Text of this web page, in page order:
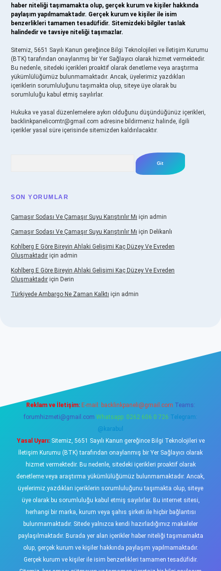
haber niteliği taşımamakta olup, gerçek kurum ve kişiler hakkında
paylaşım yapılmamaktadır. Gerçek kurum ve kişiler ile isim
benzerlikleri tamamen tesadüfidir. Sitemizdeki bilgiler taslak
halindedir ve tavsiye niteliği taşımazlar.
Sitemiz, 5651 Sayılı Kanun gereğince Bilgi Teknolojileri ve İletişim Kurumu
(BTK) tarafından onaylanmış bir Yer Sağlayıcı olarak hizmet vermektedir.
Bu nedenle, sitedeki içerikleri proaktif olarak denetleme veya araştırma
yükümlülüğümüz bulunmamaktadır. Ancak, üyelerimiz yazdıkları
içeriklerin sorumluluğunu taşımakta olup, siteye üye olarak bu
sorumluluğu kabul etmiş sayılırlar.
Hukuka ve yasal düzenlemelere aykırı olduğunu düşündüğünüz içerikleri,
backlinkpanelicomtr@gmail.com adresine bildirmeniz halinde, ilgili
içerikler yasal süre içerisinde sitemizden kaldırılacaktır.
SON YORUMLAR
Çamaşır Sodası Ve Çamaşır Suyu Karıştırılır Mı için admin
Çamaşır Sodası Ve Çamaşır Suyu Karıştırılır Mı için Delikanlı
Kohlberg E Göre Bireyin Ahlaki Gelişimi Kaç Düzey Ve Evreden
Oluşmaktadır için admin
Kohlberg E Göre Bireyin Ahlaki Gelişimi Kaç Düzey Ve Evreden
Oluşmaktadır için Derin
Türkiyede Ambargo Ne Zaman Kalktı için admin
Reklam ve İletişim: E-mail: backlinkpaneli@gmail.com Teams:
forumhizmeti@gmail.com Whatsapp: 0262 606 0 726 Telegram:
@karabul
Yasal Uyarı:Sitemiz, 5651 Sayılı Kanun gereğince Bilgi Teknolojileri ve
İletişim Kurumu (BTK) tarafından onaylanmış bir Yer Sağlayıcı olarak
hizmet vermektedir. Bu nedenle, sitedeki içerikleri proaktif olarak
denetleme veya araştırma yükümlülüğümüz bulunmamaktadır. Ancak,
üyelerimiz yazdıkları içeriklerin sorumluluğunu taşımakta olup, siteye
üye olarak bu sorumluluğu kabul etmiş sayılırlar. Bu internet sitesi,
herhangi bir marka, kurum veya şahıs şirketi ile hiçbir bağlantısı
bulunmamaktadır. Sitede yalnızca kendi hazırladığımız makaleler
paylaşılmaktadır. Burada yer alan içerikler haber niteliği taşımamakta
olup, gerçek kurum ve kişiler hakkında paylaşım yapılmamaktadır.
Gerçek kurum ve kişiler ile isim benzerlikleri tamamen tesadüfidir.